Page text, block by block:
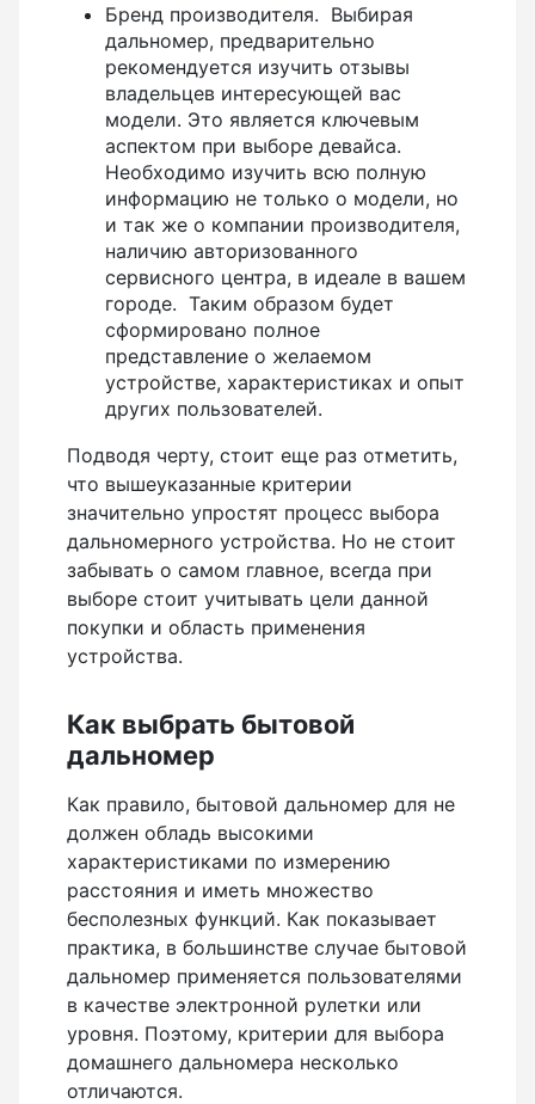
Бренд производителя. Выбирая
дальномер, предварительно
рекомендуется изучить отзывы
владельцев интересующей вас
модели. Это является ключевым
аспектом при выборе девайса.
Необходимо изучить всю полную
информацию не только о модели, но
и так же о компании производителя,
наличию авторизованного
сервисного центра, в идеале в вашем
городе. Таким образом будет
сформировано полное
представление о желаемом
устройстве, характеристиках и опыт
других пользователей.
Подводя черту, стоит еще раз отметить,
что вышеуказанные критерии
значительно упростят процесс выбора
дальномерного устройства. Но не стоит
забывать о самом главное, всегда при
выборе стоит учитывать цели данной
покупки и область применения
устройства.
Как выбрать бытовой
дальномер
Как правило, бытовой дальномер для не
должен обладь высокими
характеристиками по измерению
расстояния и иметь множество
бесполезных функций. Как показывает
практика, в большинстве случае бытовой
дальномер применяется пользователями
в качестве электронной рулетки или
уровня. Поэтому, критерии для выбора
домашнего дальномера несколько
отличаются.